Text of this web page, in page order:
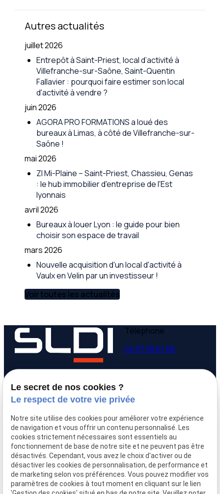
Autres actualités
juillet 2026
Entrepôt à Saint-Priest, local d’activité à
Villefranche-sur-Saône, Saint-Quentin
Fallavier : pourquoi faire estimer son local
d'activité à vendre ?
juin 2026
AGORA PRO FORMATIONS a loué des
bureaux à Limas, à côté de Villefranche-sur-
Saône !
mai 2026
ZI Mi-Plaine – Saint-Priest, Chassieu, Genas
: le hub immobilier d'entreprise de l'Est
lyonnais
avril 2026
Bureaux à louer Lyon : le guide pour bien
choisir son espace de travail
mars 2026
Nouvelle acquisition d'un local d'activité à
Vaulx en Velin par un investisseur !
Voir toutes les actualités
Téléphone
04 37 28 61 56
9 avenue Victor Hugo
69160 Tassin la Demi-
Lune
Lundi - Vendredi
18:00
Accueil
Qui sommes-nous
Nos biens
Prix immobilier
Confier mon bien
Le secret de nos cookies ?
Le respect de votre vie privée
Notre site utilise des cookies pour améliorer votre expérience
de navigation et vous offrir un contenu personnalisé. Les
cookies strictement nécessaires sont essentiels au
fonctionnement de base de notre site et ne peuvent pas être
désactivés. Cependant, vous avez le choix d'activer ou de
désactiver les cookies de personnalisation, de performance et
de marketing selon vos préférences. Vous pouvez modifier vos
paramètres de cookies à tout moment en cliquant sur le lien